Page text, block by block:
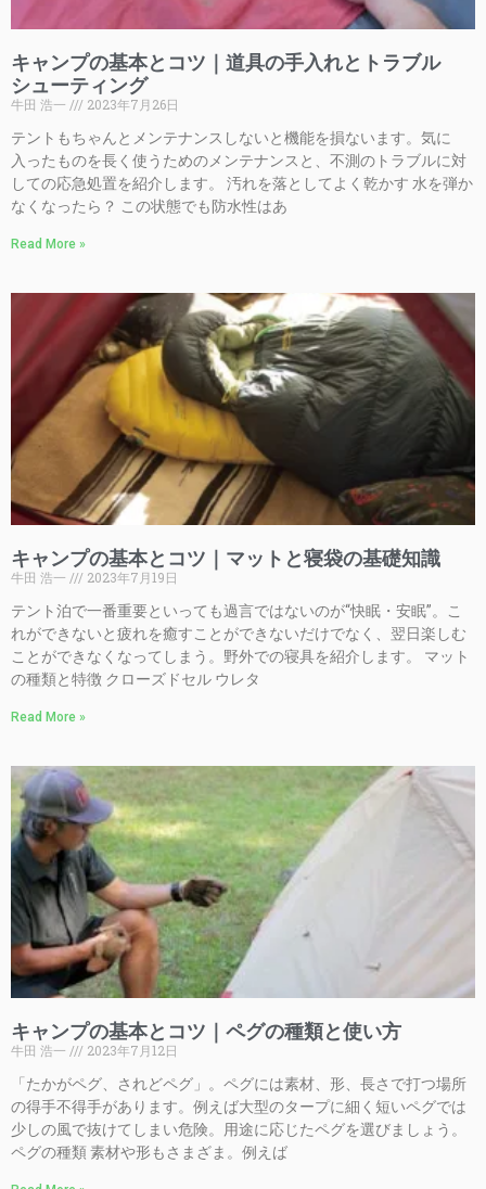
キャンプの基本とコツ｜道具の手入れとトラブル
シューティング
牛田 浩一
2023年7月26日
テントもちゃんとメンテナンスしないと機能を損ないます。気に
入ったものを長く使うためのメンテナンスと、不測のトラブルに対
しての応急処置を紹介します。 汚れを落としてよく乾かす 水を弾か
なくなったら？ この状態でも防水性はあ
Read More »
キャンプの基本とコツ｜マットと寝袋の基礎知識
牛田 浩一
2023年7月19日
テント泊で一番重要といっても過言ではないのが“快眠・安眠”。こ
れができないと疲れを癒すことができないだけでなく、翌日楽しむ
ことができなくなってしまう。野外での寝具を紹介します。 マット
の種類と特徴 クローズドセル ウレタ
Read More »
キャンプの基本とコツ｜ペグの種類と使い方
牛田 浩一
2023年7月12日
「たかがペグ、されどペグ」。ペグには素材、形、長さで打つ場所
の得手不得手があります。例えば大型のタープに細く短いペグでは
少しの風で抜けてしまい危険。用途に応じたペグを選びましょう。
ペグの種類 素材や形もさまざま。例えば